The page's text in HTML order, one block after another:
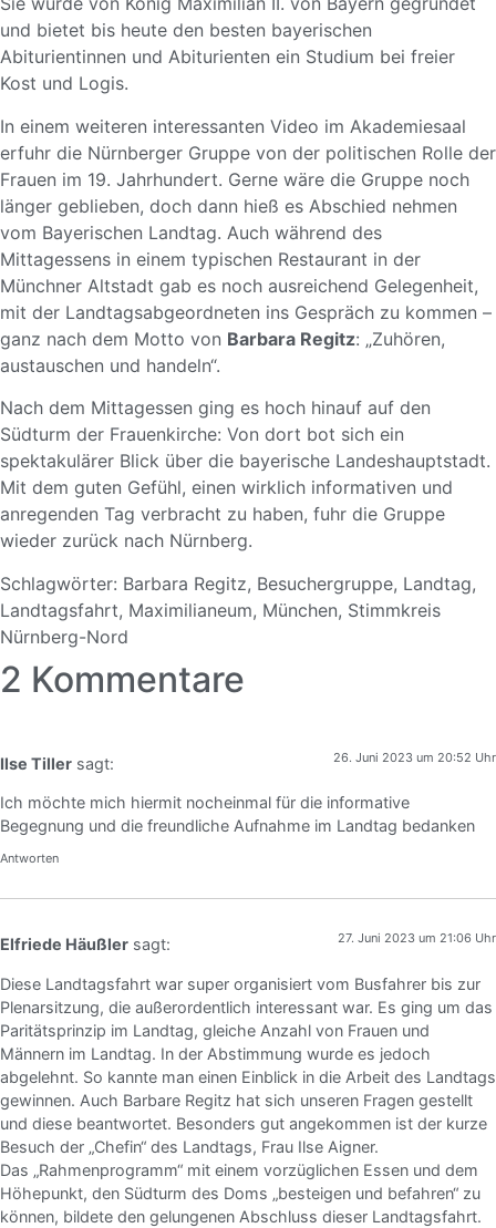
und bietet bis heute den besten bayerischen
Abiturientinnen und Abiturienten ein Studium bei freier
Kost und Logis.
In einem weiteren interessanten Video im Akademiesaal
erfuhr die Nürnberger Gruppe von der politischen Rolle der
Frauen im 19. Jahrhundert. Gerne wäre die Gruppe noch
länger geblieben, doch dann hieß es Abschied nehmen
vom Bayerischen Landtag. Auch während des
Mittagessens in einem typischen Restaurant in der
Münchner Altstadt gab es noch ausreichend Gelegenheit,
mit der Landtagsabgeordneten ins Gespräch zu kommen –
ganz nach dem Motto von Barbara Regitz: „Zuhören,
austauschen und handeln“.
Nach dem Mittagessen ging es hoch hinauf auf den
Südturm der Frauenkirche: Von dort bot sich ein
spektakulärer Blick über die bayerische Landeshauptstadt.
Mit dem guten Gefühl, einen wirklich informativen und
anregenden Tag verbracht zu haben, fuhr die Gruppe
wieder zurück nach Nürnberg.
Schlagwörter: Barbara Regitz, Besuchergruppe, Landtag,
Landtagsfahrt, Maximilianeum, München, Stimmkreis
Nürnberg-Nord
2 Kommentare
Ilse Tiller sagt: 26. Juni 2023 um 20:52 Uhr
Ich möchte mich hiermit nocheinmal für die informative
Begegnung und die freundliche Aufnahme im Landtag bedanken
Antworten
Elfriede Häußler sagt: 27. Juni 2023 um 21:06 Uhr
Diese Landtagsfahrt war super organisiert vom Busfahrer bis zur
Plenarsitzung, die außerordentlich interessant war. Es ging um das
Paritätsprinzip im Landtag, gleiche Anzahl von Frauen und
Männern im Landtag. In der Abstimmung wurde es jedoch
abgelehnt. So kannte man einen Einblick in die Arbeit des Landtags
gewinnen. Auch Barbare Regitz hat sich unseren Fragen gestellt
und diese beantwortet. Besonders gut angekommen ist der kurze
Besuch der „Chefin“ des Landtags, Frau Ilse Aigner.
Das „Rahmenprogramm“ mit einem vorzüglichen Essen und dem
Höhepunkt, den Südturm des Doms „besteigen und befahren“ zu
können, bildete den gelungenen Abschluss dieser Landtagsfahrt.